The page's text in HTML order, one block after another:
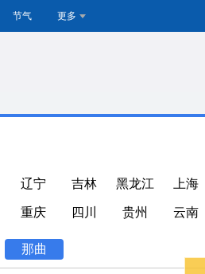
节气 更多
辽宁 吉林 黑龙江 上海
重庆 四川 贵州 云南
那曲